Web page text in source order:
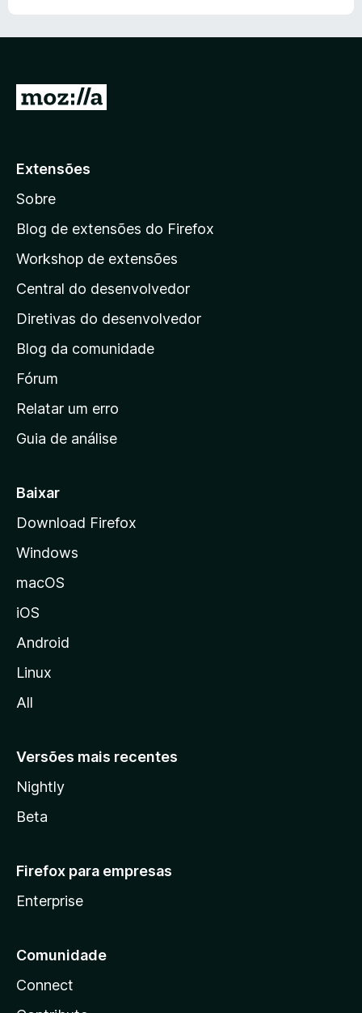
a
a
a
á
g
i
a
i
n
c
a
d
a
z
i
a
Extensões
Sobre
Blog de extensões do Firefox
Workshop de extensões
Central do desenvolvedor
Diretivas do desenvolvedor
Blog da comunidade
Fórum
Relatar um erro
Guia de análise
Baixar
Download Firefox
Windows
macOS
iOS
Android
Linux
All
Versões mais recentes
Nightly
Beta
Firefox para empresas
Enterprise
Comunidade
Connect